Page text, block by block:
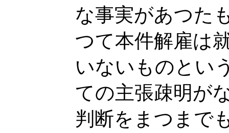
な事実があつた
つて本件解雇は
いないものとい
ての主張疎明が
判断をまつまで